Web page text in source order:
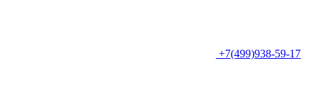
+7(499)938-59-17